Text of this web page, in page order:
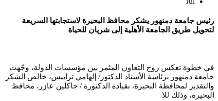
رئيس جامعة دمنهور يشكر محافظ البحيرة لاستجابتها السريعة
لتحويل طريق الجامعة الأهلية إلى شريان للحياة
في خطوة تعكس روح التعاون المثمر بين مؤسسات الدولة، وجّهت
جامعة دمنهور برئاسة الأستاذ الدكتور/ إلهامي ترابيس، خالص الشكر
والتقدير لمحافظة البحيرة، بقيادة الدكتورة / جاكلين عازر، محافظ
البحيرة، وذلك للا